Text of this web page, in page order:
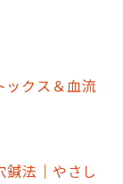
ックス＆血流
鍼法｜やさし